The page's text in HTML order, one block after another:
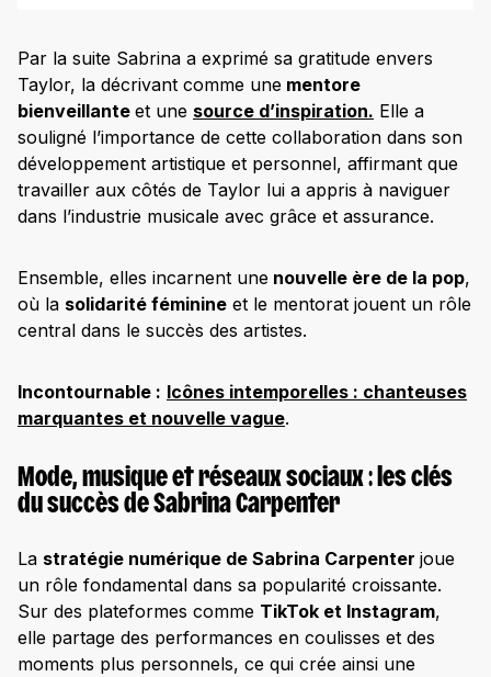
Par la suite Sabrina a exprimé sa gratitude envers
Taylor, la décrivant comme une mentore
bienveillante et une source d’inspiration. Elle a
souligné l’importance de cette collaboration dans son
développement artistique et personnel, affirmant que
travailler aux côtés de Taylor lui a appris à naviguer
dans l’industrie musicale avec grâce et assurance.​
Ensemble, elles incarnent une nouvelle ère de la pop,
où la solidarité féminine et le mentorat jouent un rôle
central dans le succès des artistes.
Incontournable : Icônes intemporelles : chanteuses
marquantes et nouvelle vague.
Mode, musique et réseaux sociaux : les clés
du succès de Sabrina Carpenter
La stratégie numérique de Sabrina Carpenter joue
un rôle fondamental dans sa popularité croissante.
Sur des plateformes comme TikTok et Instagram,
elle partage des performances en coulisses et des
moments plus personnels, ce qui crée ainsi une